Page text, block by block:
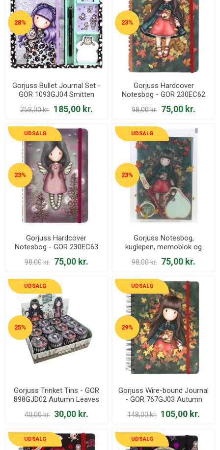
28%
Gorjuss Bullet Journal Set -
GOR 1093GJ04 Smitten
258,00 kr. 185,00 kr.
23%
Gorjuss Hardcover
Notesbog - GOR 230EC62
98,00 kr. 75,00 kr.
UDSALG
23%
Gorjuss Hardcover
Notesbog - GOR 230EC63
98,00 kr. 75,00 kr.
UDSALG
23%
Gorjuss Notesbog,
kuglepen, memoblok og
washitape - GOR 1037GJ01
Autumn Leaves
98,00 kr. 75,00 kr.
UDSALG
25%
Gorjuss Trinket Tins - GOR
898GJD02 Autumn Leaves
og Little Wings
40,00 kr. 30,00 kr.
UDSALG
29%
Gorjuss Wire-bound Journal
- GOR 767GJ03 Autumn
148,00 kr. 105,00 kr.
UDSALG UDSALG